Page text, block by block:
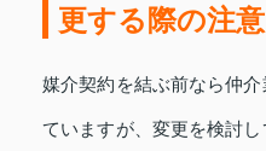
更する際の注
媒介契約を結ぶ前なら仲
ていますが、変更を検討